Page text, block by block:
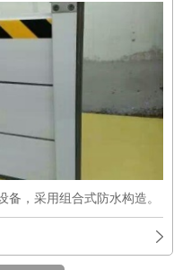
，采用组合式防水构造。